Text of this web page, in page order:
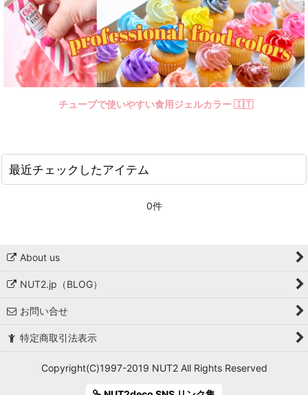
チューブで使いやすい食用ジェルカラー 🇮🇹
最近チェックしたアイテム
0件
About us
NUT2.jp（BLOG）
お問い合せ
特定商取引法表示
Copyright(C)1997-2019 NUT2 All Rights Reserved